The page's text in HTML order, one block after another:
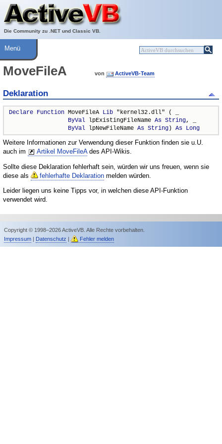
Die Community zu .NET und Classic VB.
Über ActiveVB
Hilfe
Menü
MoveFileA von ActiveVB-Team
Deklaration
Declare Function MoveFileA Lib "kernel32.dll" ( _
ByVal lpExistingFileName As String, _
ByVal lpNewFileName As String) As Long
Weitere Informationen zur Verwendung dieser Funktion finden sie u.U.
auch im
Artikel MoveFileAdes API-Wikis.
Sollte diese Deklaration fehlerhaft sein, würden wir uns freuen, wenn sie
diese als
fehlerhafte Deklaration melden würden.
Leider liegen uns keine Tipps vor, in welchen diese API-Funktion
verwendet wird.
Copyright © 1998–2026 ActiveVB. Alle Rechte vorbehalten.
Impressum| Datenschutz | Fehler melden